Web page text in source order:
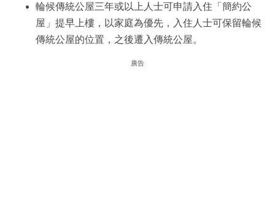
輪候傳統公屋三年或以上人士可申請入住「簡約公
屋」提早上樓，以家庭為優先，入住人士可保留輪候
傳統公屋的位置，之後遷入傳統公屋。
廣告